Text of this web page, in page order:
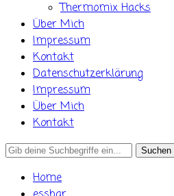
Thermomix Hacks
Über Mich
Impressum
Kontakt
Datenschutzerklärung
Impressum
Über Mich
Kontakt
Search
Home